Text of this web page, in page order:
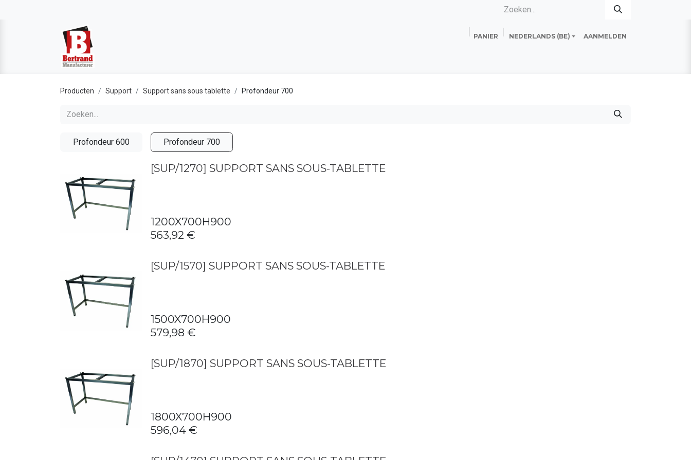
PANIER NEDERLANDS (BE) AANMELDEN
Producten Support Support sans sous tablette Profondeur 700
Profondeur 600 Profondeur 700
[SUP/1270] SUPPORT SANS SOUS-TABLETTE
1200X700H900
563,92 €
[SUP/1570] SUPPORT SANS SOUS-TABLETTE
1500X700H900
579,98 €
[SUP/1870] SUPPORT SANS SOUS-TABLETTE
1800X700H900
596,04 €